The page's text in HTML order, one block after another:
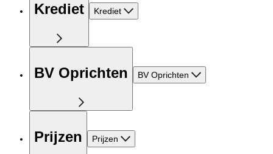
Krediet Krediet
BV Oprichten BV Oprichten
Prijzen Prijzen